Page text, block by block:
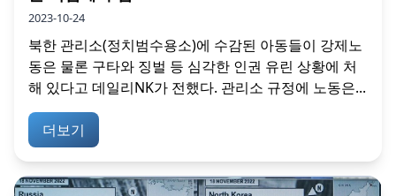
2023-10-24
북한 관리소(정치범수용소)에 수감된 아동들이 강제노
동은 물론 구타와 징벌 등 심각한 인권 유린 상황에 처
해 있다고 데일리NK가 전했다. 관리소 규정에 노동은...
더보기